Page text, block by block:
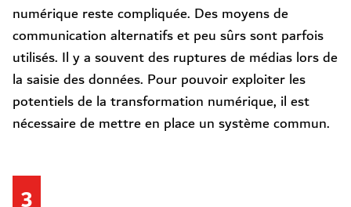
numérique reste compliquée. Des moyens de
communication alternatifs et peu sûrs sont parfois
utilisés. Il y a souvent des ruptures de médias lors de
la saisie des données. Pour pouvoir exploiter les
potentiels de la transformation numérique, il est
nécessaire de mettre en place un système commun.